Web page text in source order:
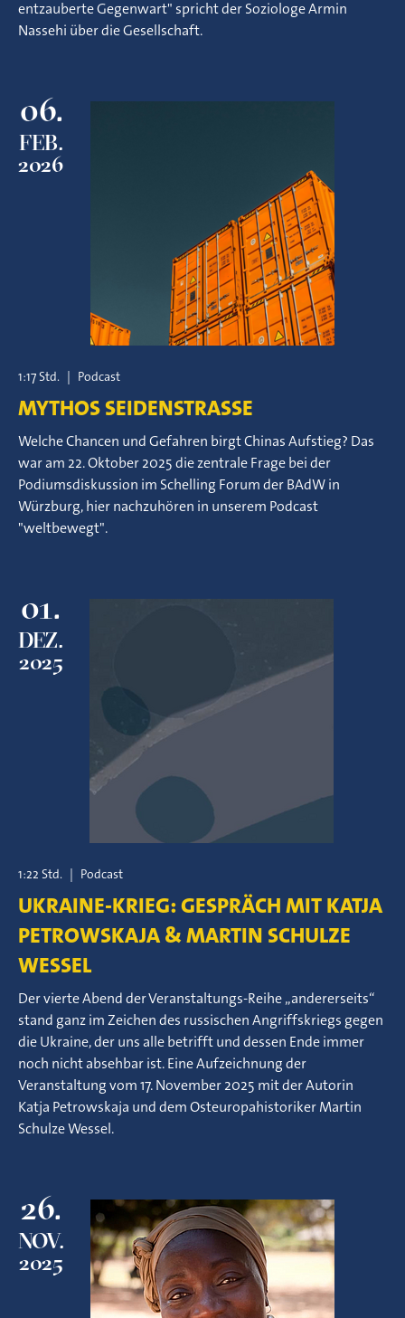
entzauberte Gegenwart" spricht der Soziologe Armin
Nassehi über die Gesellschaft.
06.
FEB.
2026
1:17 Std. | Podcast
MYTHOS SEIDENSTRASSE
Welche Chancen und Gefahren birgt Chinas Aufstieg? Das
war am 22. Oktober 2025 die zentrale Frage bei der
Podiumsdiskussion im Schelling Forum der BAdW in
Würzburg, hier nachzuhören in unserem Podcast
"weltbewegt".
01.
DEZ.
2025
1:22 Std. | Podcast
UKRAINE-KRIEG: GESPRÄCH MIT KATJA
PETROWSKAJA & MARTIN SCHULZE
WESSEL
Der vierte Abend der Veranstaltungs-Reihe „andererseits“
stand ganz im Zeichen des russischen Angriffskriegs gegen
die Ukraine, der uns alle betrifft und dessen Ende immer
noch nicht absehbar ist. Eine Aufzeichnung der
Veranstaltung vom 17. November 2025 mit der Autorin
Katja Petrowskaja und dem Osteuropahistoriker Martin
Schulze Wessel.
26.
NOV.
2025